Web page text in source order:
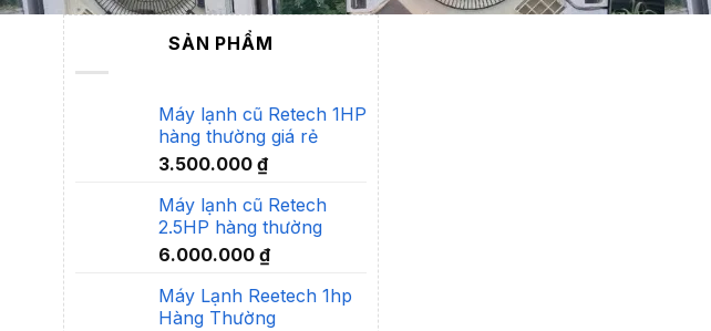
SẢN PHẨM
Máy lạnh cũ Retech 1HP
hàng thường giá rẻ
3.500.000 ₫
Máy lạnh cũ Retech
2.5HP hàng thường
6.000.000 ₫
Máy Lạnh Reetech 1hp
Hàng Thường